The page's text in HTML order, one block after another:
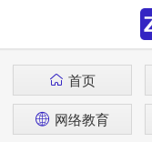
首页
网络教育